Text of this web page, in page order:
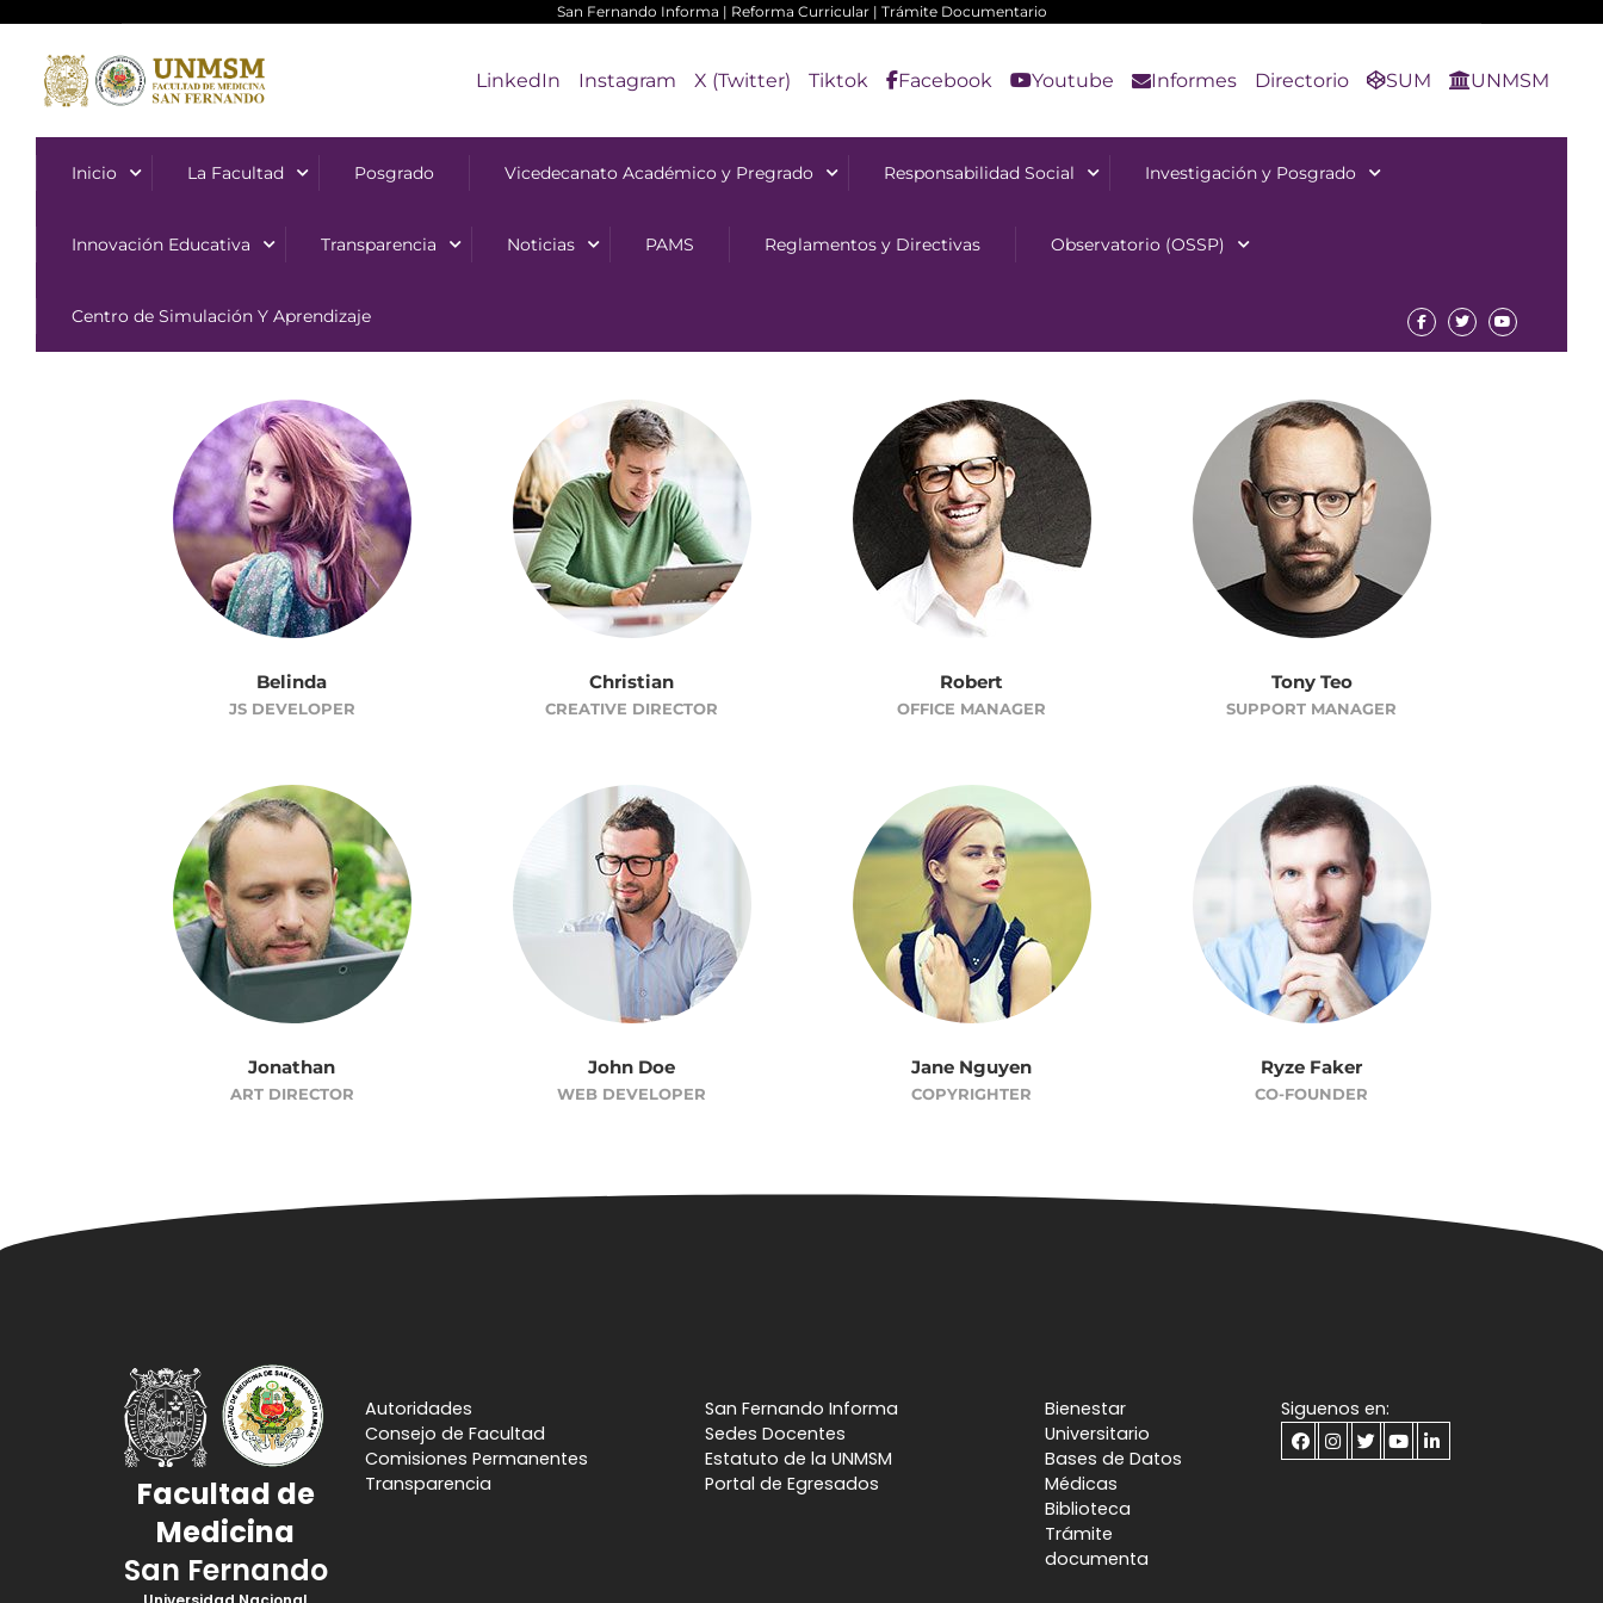
San Fernando Informa | Reforma Curricular| Trámite Documentario
LinkedIn Instagram X (Twitter) Tiktok Facebook Youtube Informes Directorio SUM UNMSM
Inicio La Facultad Posgrado Vicedecanato Académico y Pregrado Responsabilidad Social Investigación y Posgrado
Innovación Educativa Transparencia Noticias PAMS Reglamentos y Directivas Observatorio (OSSP)
Centro de Simulación Y Aprendizaje
Belinda
JS DEVELOPER
Christian
CREATIVE DIRECTOR
Robert
OFFICE MANAGER
Tony Teo
SUPPORT MANAGER
Jonathan
ART DIRECTOR
John Doe
WEB DEVELOPER
Jane Nguyen
COPYRIGHTER
Ryze Faker
CO-FOUNDER
Facultad de
Medicina
San Fernando
Autoridades
Consejo de Facultad
Comisiones Permanentes
Transparencia
San Fernando Informa
Sedes Docentes
Estatuto de la UNMSM
Portal de Egresados
Bienestar
Universitario
Bases de Datos
Médicas
Biblioteca
Trámite
documenta
Siguenos en: